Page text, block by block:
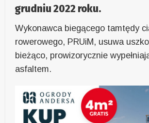
grudniu 2022 roku.
Wykonawca biegącego tamtędy
rowerowego, PRUiM, usuwa
bieżąco, prowizorycznie
asfaltem.